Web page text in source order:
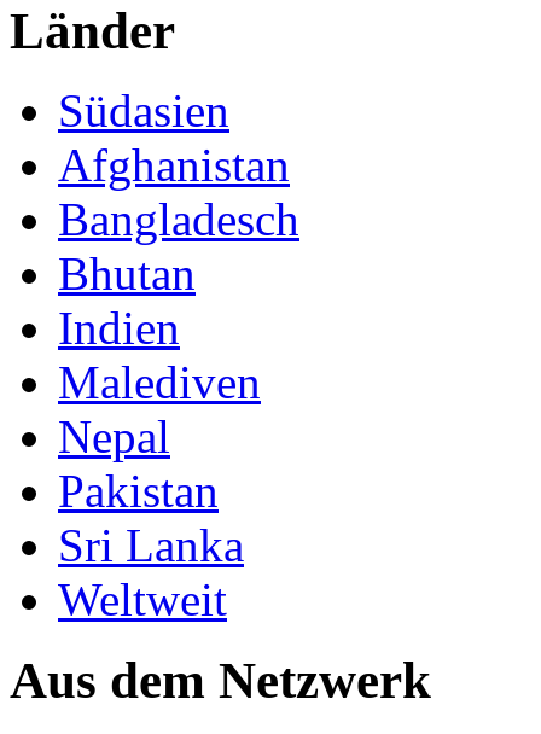
Länder
Südasien
Afghanistan
Bangladesch
Bhutan
Indien
Malediven
Nepal
Pakistan
Sri Lanka
Weltweit
Aus dem Netzwerk